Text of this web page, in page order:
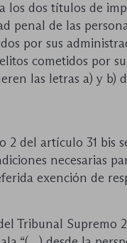
los dos títulos de
penal de las
por sus
cometidos por
las letras a) y b)
2 del artículo 31 bis
necesarias
exención de
Tribunal Supremo